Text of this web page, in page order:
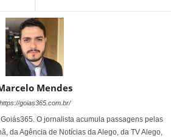
Mendes
https://goias365.com.br/
O jornalista acumula passagens pelas
da Agência de Notícias da Alego, da TV Alego,